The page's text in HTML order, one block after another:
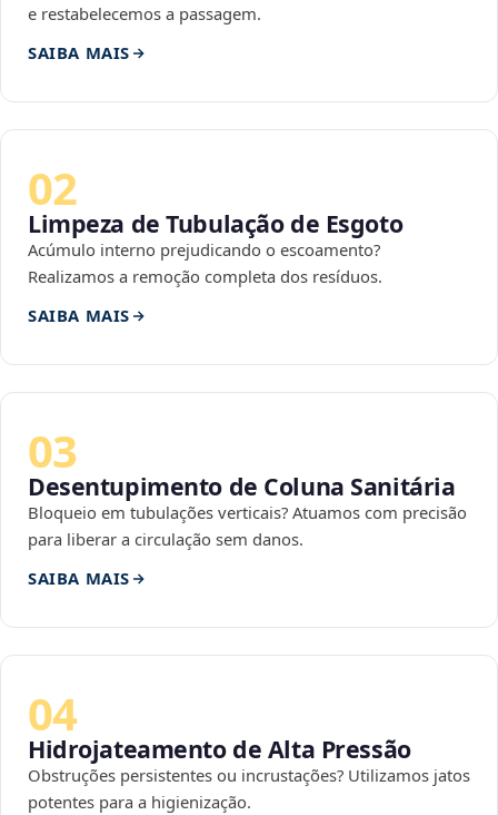
e restabelecemos a passagem.
SAIBA MAIS
02
Limpeza de Tubulação de Esgoto
Acúmulo interno prejudicando o escoamento?
Realizamos a remoção completa dos resíduos.
SAIBA MAIS
03
Desentupimento de Coluna Sanitária
Bloqueio em tubulações verticais? Atuamos com precisão
para liberar a circulação sem danos.
SAIBA MAIS
04
Hidrojateamento de Alta Pressão
Obstruções persistentes ou incrustações? Utilizamos jatos
potentes para a higienização.